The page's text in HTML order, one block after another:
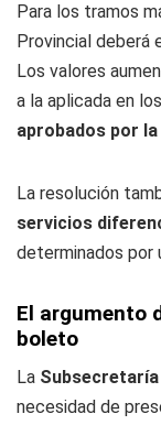
Para los tramos
Provincial deberá
Los valores
a la aplicada en
aprobados por
La resolución
servicios
determinados por
El argumento
boleto
La
necesidad de